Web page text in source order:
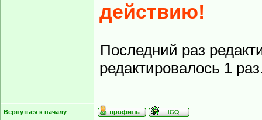
действию!
Последний раз
редактировалось 1
Вернуться к началу